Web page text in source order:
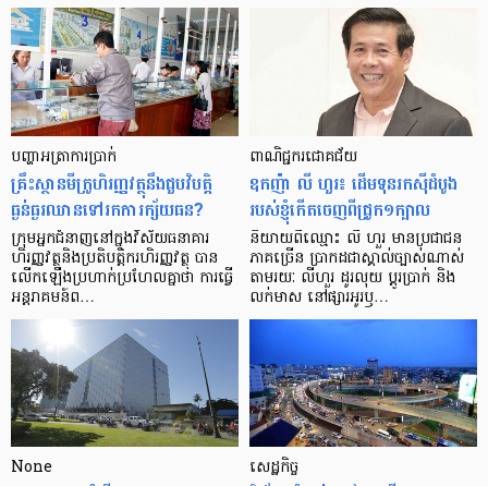
បញ្ហា​អត្រា​ការប្រាក់
គ្រឹះស្ថាន​មីក្រូ​ហិរញ្ញវត្ថុ​នឹង​ជួប​វិបត្តិ​
ធ្ងន់ធ្ងរ​ឈាន​ទៅ​រក​ការ​ក្ស័យធន?
ក្រុម​អ្នក​ជំនាញ​នៅ​ក្នុង​វិស័យ​ធនាគារ
ហិរញ្ញវត្ថុ​និង​ប្រតិបត្តិករ​ហិរញ្ញ​វត្ថុ បាន​​
លើក​ឡើង​ប្រហាក់​ប្រហែល​គ្នា​ថា ការ​ធ្វើ​
អន្តរាគមន៍​ព…
ពាណិជ្ជករជោគជ័យ
ឧកញ៉ា លី ហួរ៖ ដើមទុនរកស៊ីដំបូង
របស់ខ្ញុំកើតចេញពីជ្រូក១ក្បាល
និយាយ​ពី​ឈ្មោះ លី ហួរ មាន​ប្រជាជន​
ភាគ​ច្រើន ប្រាកដ​ជា​ស្គាល់​ច្បាស់​ណាស់
តាមរយៈ លីហួរ ដូរ​លុយ ប្តូរ​បា្រក់ និង​
លក់​មាស នៅ​ផ្សារ​អូរ​ឫ…
None សេដ្ឋកិច្ច​